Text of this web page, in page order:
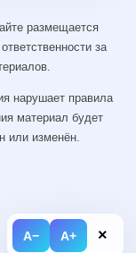
A− A+ ×
размещается
за
нарушает правила
материал будет
или изменён.